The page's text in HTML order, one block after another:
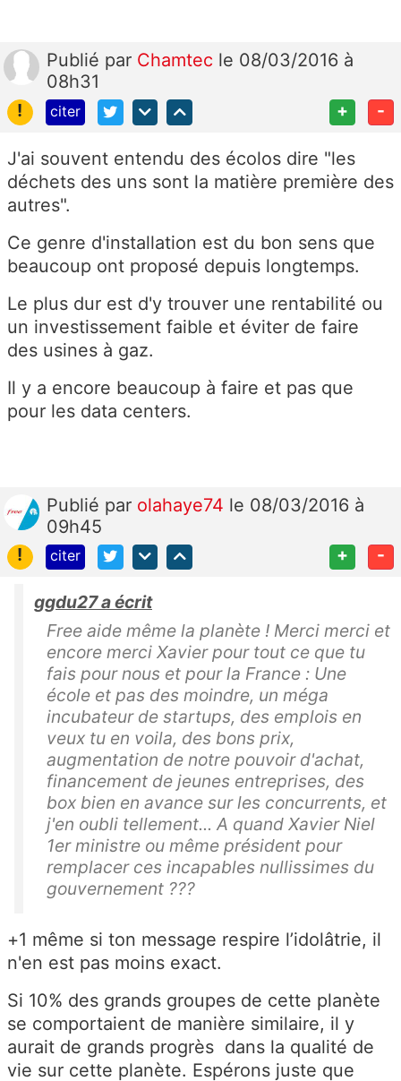
Publié par Chamtec le 08/03/2016 à
08h31
!
citer + -
J'ai souvent entendu des écolos dire "les
déchets des uns sont la matière première des
autres".
Ce genre d'installation est du bon sens que
beaucoup ont proposé depuis longtemps.
Le plus dur est d'y trouver une rentabilité ou
un investissement faible et éviter de faire
des usines à gaz.
Il y a encore beaucoup à faire et pas que
pour les data centers.
Publié par olahaye74 le 08/03/2016 à
09h45
!
citer + -
ggdu27 a écrit
Free aide même la planète ! Merci merci et
encore merci Xavier pour tout ce que tu
fais pour nous et pour la France : Une
école et pas des moindre, un méga
incubateur de startups, des emplois en
veux tu en voila, des bons prix,
augmentation de notre pouvoir d'achat,
financement de jeunes entreprises, des
box bien en avance sur les concurrents, et
j'en oubli tellement... A quand Xavier Niel
1er ministre ou même président pour
remplacer ces incapables nullissimes du
gouvernement ???
+1 même si ton message respire l’idolâtrie, il
n'en est pas moins exact.
Si 10% des grands groupes de cette planète
se comportaient de manière similaire, il y
aurait de grands progrès dans la qualité de
vie sur cette planète. Espérons juste que